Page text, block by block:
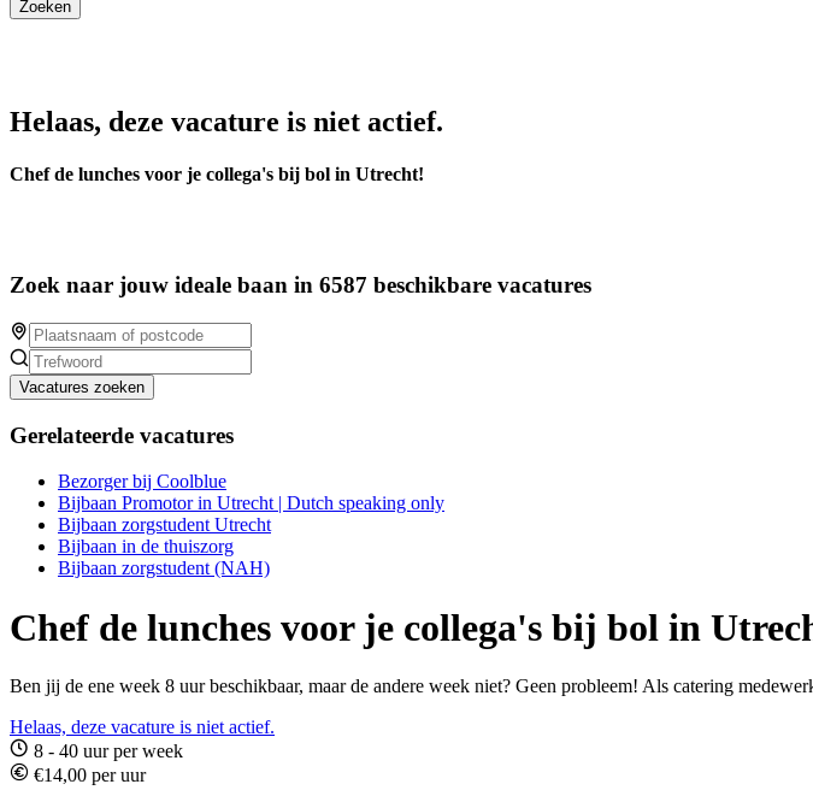
Helaas, deze vacature is niet actief.
Chef de lunches voor je collega's bij bol in Utrecht!
Zoek naar jouw ideale baan in 6587 beschikbare vacatures
Vacatures zoeken
Gerelateerde vacatures
Bezorger bij Coolblue
Bijbaan Promotor in Utrecht | Dutch speaking only
Bijbaan zorgstudent Utrecht
Bijbaan in de thuiszorg
Bijbaan zorgstudent (NAH)
Chef de lunches voor je collega's bij bol in
Ben jij de ene week 8 uur beschikbaar, maar de andere week niet? Geen probleem! Als catering
Helaas, deze vacature is niet actief.
8 - 40 uur per week
€14,00 per uur